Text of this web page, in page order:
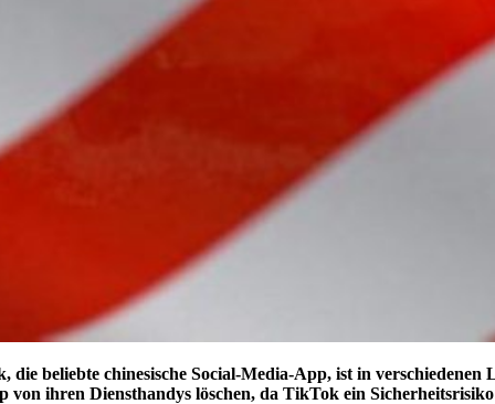
die beliebte chinesische Social-Media-App, ist in
von ihren Diensthandys löschen, da TikTok ein